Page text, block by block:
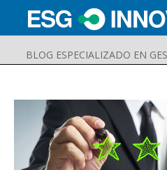
BLOG ESPECIALIZADO EN